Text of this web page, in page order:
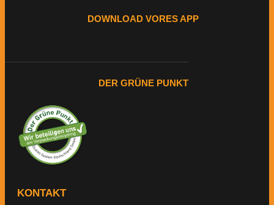
DOWNLOAD VORES APP
DER GRÜNE PUNKT
KONTAKT